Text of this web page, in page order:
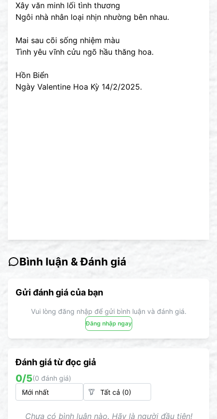
Xây văn minh lối tình thương
Ngôi nhà nhân loại nhịn nhường bên nhau.
Mai sau cõi sống nhiệm màu
Tình yêu vĩnh cửu ngõ hầu thăng hoa.
Hồn Biển
Ngày Valentine Hoa Kỳ 14/2/2025.
Bình luận & Đánh giá
Gửi đánh giá của bạn
Vui lòng đăng nhập để gửi bình luận và đánh giá.
Đăng nhập ngay
Đánh giá từ đọc giả
0/5(0 đánh giá)
Chưa có bình luận nào. Hãy là người đầu tiên!